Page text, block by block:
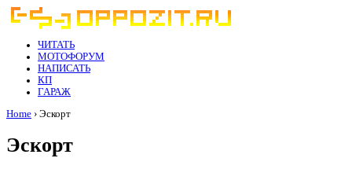
ЧИТАТЬ
МОТОФОРУМ
НАПИСАТЬ
КП
ГАРАЖ
Home › Эскорт
Эскорт